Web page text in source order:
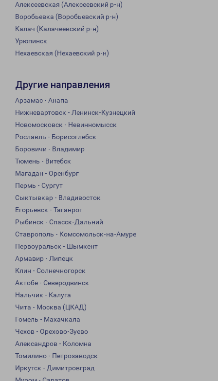
Алексеевская (Алексеевский р-н)
Воробьевка (Воробьевский р-н)
Калач (Калачеевский р-н)
Урюпинск
Нехаевская (Нехаевский р-н)
Другие направления
Арзамас - Анапа
Нижневартовск - Ленинск-Кузнецкий
Новомосковск - Невинномысск
Рославль - Борисоглебск
Боровичи - Владимир
Тюмень - Витебск
Магадан - Оренбург
Пермь - Сургут
Сыктывкар - Владивосток
Егорьевск - Таганрог
Рыбинск - Спасск-Дальний
Ставрополь - Комсомольск-на-Амуре
Первоуральск - Шымкент
Армавир - Липецк
Клин - Солнечногорск
Актобе - Северодвинск
Нальчик - Калуга
Чита - Москва (ЦКАД)
Гомель - Махачкала
Чехов - Орехово-Зуево
Александров - Коломна
Томилино - Петрозаводск
Иркутск - Димитровград